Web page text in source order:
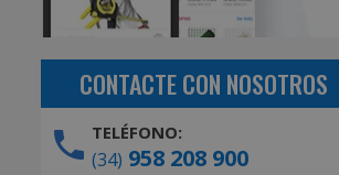
CONTACTE CON NOSOTROS
TELÉFONO:
(34) 958 208 900